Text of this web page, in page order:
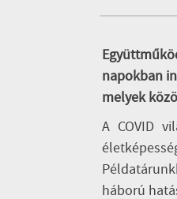
napokban
melyek
A COVID
háború